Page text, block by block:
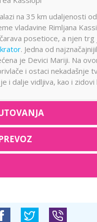
na 35 km udaljenosti od
vladavine Rimljana
posetioce, a njen
. Jedna od
je Devici Mariji. Na
i ostaci nekadašnje
je i dalje vidljiva, kao i